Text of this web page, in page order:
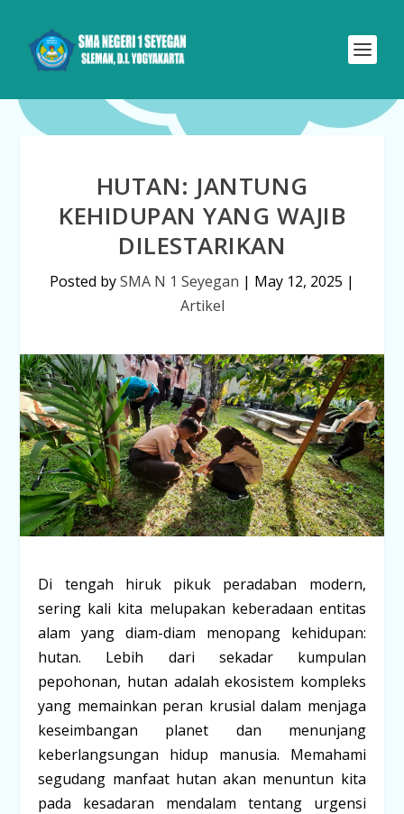
HUTAN: JANTUNG
KEHIDUPAN YANG WAJIB
DILESTARIKAN
Posted bySMA N 1 Seyegan | May 12, 2025 |
Artikel
Di tengah hiruk pikuk peradaban modern,
sering kali kita melupakan keberadaan entitas
alam yang diam-diam menopang kehidupan:
hutan. Lebih dari sekadar kumpulan
pepohonan, hutan adalah ekosistem kompleks
yang memainkan peran krusial dalam menjaga
keseimbangan planet dan menunjang
keberlangsungan hidup manusia. Memahami
segudang manfaat hutan akan menuntun kita
pada kesadaran mendalam tentang urgensi